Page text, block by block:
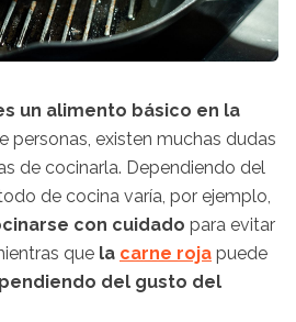
un alimento básico en la
personas, existen muchas dudas
de cocinarla. Dependiendo del
de cocina varía, por ejemplo,
con cuidado para evitar
que la carne roja puede
del gusto del